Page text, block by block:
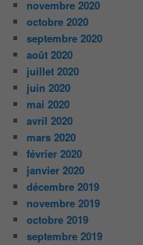
novembre 2020
octobre 2020
septembre 2020
août 2020
juillet 2020
juin 2020
mai 2020
avril 2020
mars 2020
février 2020
janvier 2020
décembre 2019
novembre 2019
octobre 2019
septembre 2019